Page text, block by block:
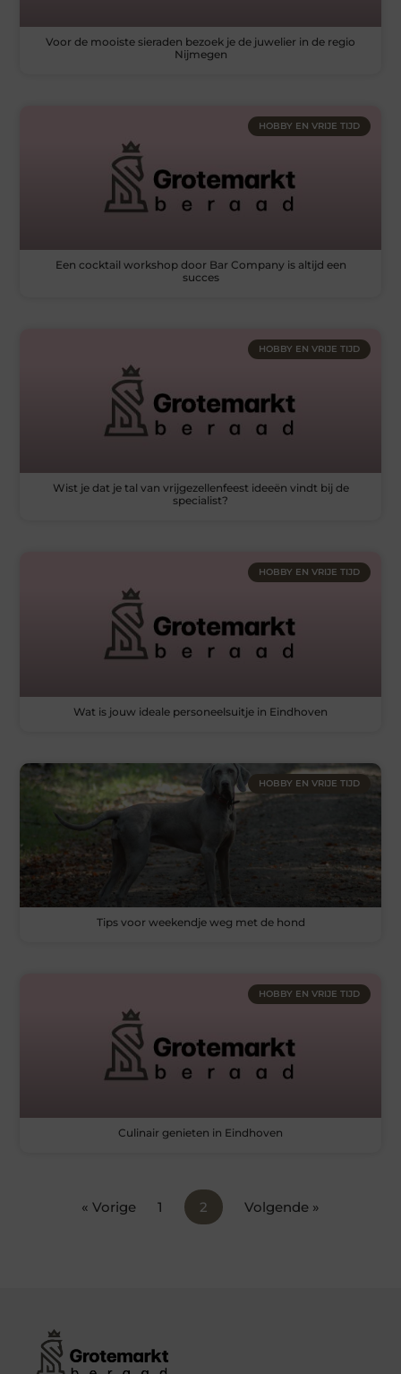
Voor de mooiste sieraden bezoek je de juwelier in de regio
Nijmegen
HOBBY EN VRIJE TIJD
Een cocktail workshop door Bar Company is altijd een
succes
HOBBY EN VRIJE TIJD
Wist je dat je tal van vrijgezellenfeest ideeën vindt bij de
specialist?
HOBBY EN VRIJE TIJD
Wat is jouw ideale personeelsuitje in Eindhoven
HOBBY EN VRIJE TIJD
Tips voor weekendje weg met de hond
HOBBY EN VRIJE TIJD
Culinair genieten in Eindhoven
« Vorige 1 2 Volgende »